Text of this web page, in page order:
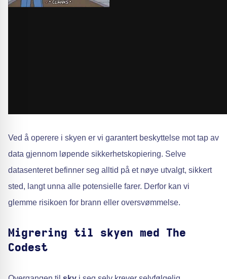
Ved å operere i skyen er vi garantert beskyttelse mot tap av
data gjennom løpende sikkerhetskopiering. Selve
datasenteret befinner seg alltid på et nøye utvalgt, sikkert
sted, langt unna alle potensielle farer. Derfor kan vi
glemme risikoen for brann eller oversvømmelse.
Migrering til skyen med The
Codest